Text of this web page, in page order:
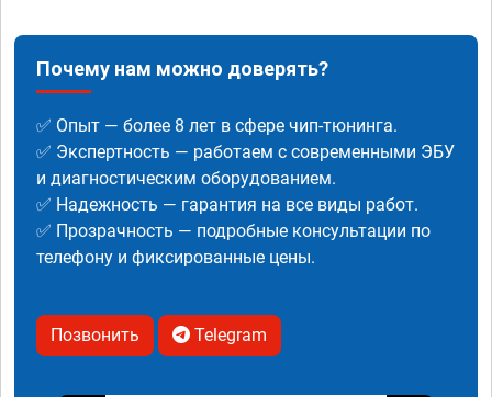
Почему нам можно доверять?
✅ Опыт — более 8 лет в сфере чип-тюнинга.
✅ Экспертность — работаем с современными ЭБУ
и диагностическим оборудованием.
✅ Надежность — гарантия на все виды работ.
✅ Прозрачность — подробные консультации по
телефону и фиксированные цены.
Позвонить Telegram